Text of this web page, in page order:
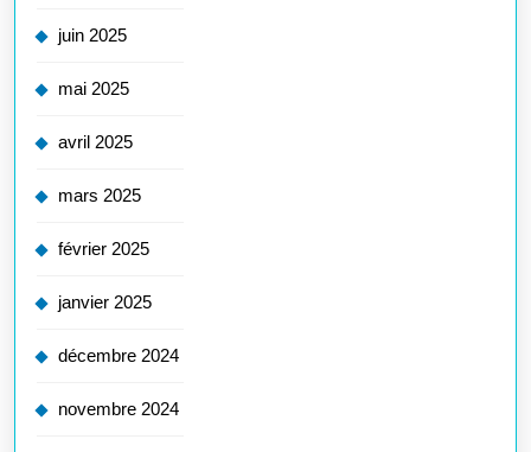
juin 2025
mai 2025
avril 2025
mars 2025
février 2025
janvier 2025
décembre 2024
novembre 2024